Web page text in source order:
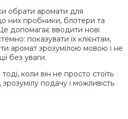
обрати аромати для
них пробники, блотери та
допомагає вводити нові
показувати їх клієнтам,
аромат зрозумілою мовою і не
без уваги.
коли він не просто стоїть
подачу і можливість